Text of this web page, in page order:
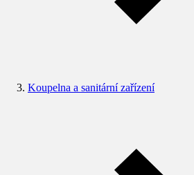
Koupelna a sanitární zařízení